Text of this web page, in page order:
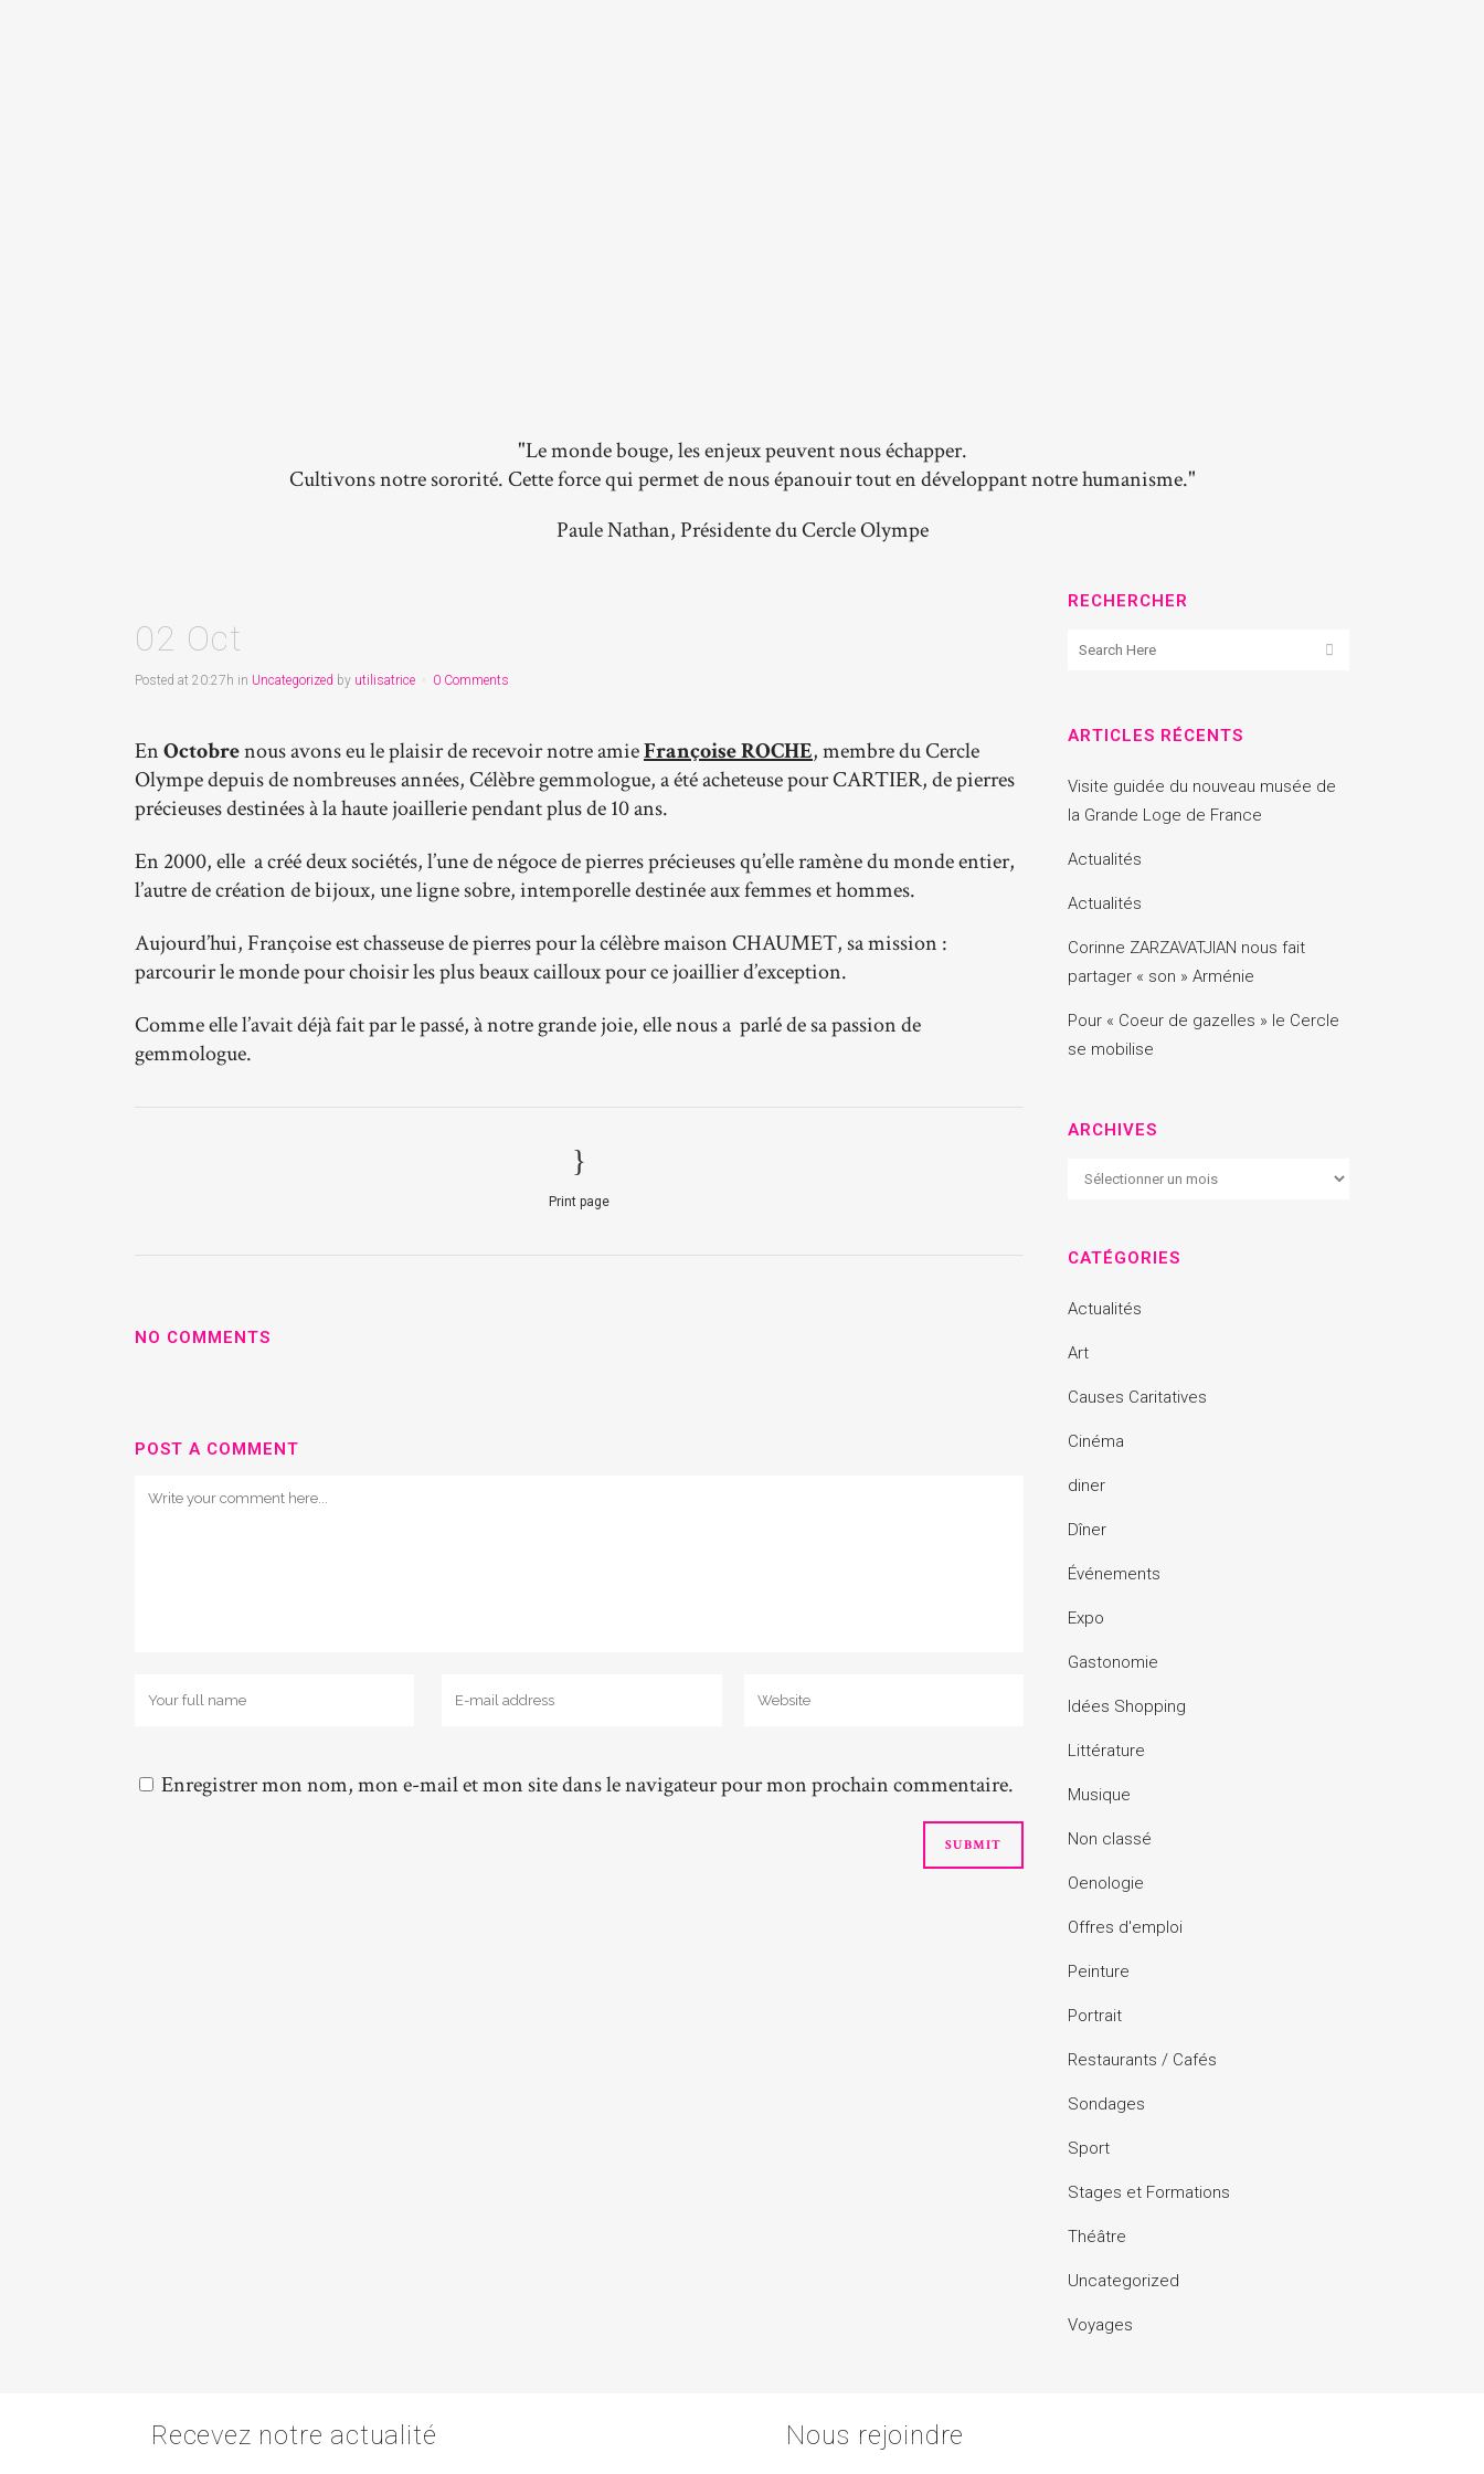
"Le monde bouge, les enjeux peuvent nous échapper.
Cultivons notre sororité. Cette force qui permet de nous épanouir tout en développant notre humanisme."
Paule Nathan, Présidente du Cercle Olympe
02 Oct
Posted at 20:27h in Uncategorized by utilisatrice 0 Comments
EnOctobrenous avons eu le plaisir de recevoir notre amieFrançoise ROCHE, membre du Cercle
Olympe depuis de nombreuses années, Célèbre gemmologue, a été acheteuse pour CARTIER, de pierres
précieuses destinées à la haute joaillerie pendant plus de 10 ans.
En 2000, elle a créé deux sociétés, l’une de négoce de pierres précieuses qu’elle ramène du monde entier,
l’autre de création de bijoux, une ligne sobre, intemporelle destinée aux femmes et hommes.
Aujourd’hui, Françoise est chasseuse de pierres pour la célèbre maison CHAUMET, sa mission :
parcourir le monde pour choisir les plus beaux cailloux pour ce joaillier d’exception.
Comme elle l’avait déjà fait par le passé, à notre grande joie, elle nous a parlé de sa passion de
gemmologue.
Print page
NO COMMENTS
POST A COMMENT
Enregistrer mon nom, mon e-mail et mon site dans le navigateur pour mon prochain commentaire.
RECHERCHER
ARTICLES RÉCENTS
Visite guidée du nouveau musée de
la Grande Loge de France
Actualités
Actualités
Corinne ZARZAVATJIAN nous fait
partager « son » Arménie
Pour « Coeur de gazelles » le Cercle
se mobilise
ARCHIVES
Archives
CATÉGORIES
Actualités
Art
Causes Caritatives
Cinéma
diner
Dîner
Événements
Expo
Gastonomie
Idées Shopping
Littérature
Musique
Non classé
Oenologie
Offres d'emploi
Peinture
Portrait
Restaurants / Cafés
Sondages
Sport
Stages et Formations
Théâtre
Uncategorized
Voyages
Recevez notre actualité Nous rejoindre